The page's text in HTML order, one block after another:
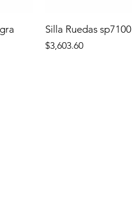
Silla Ruedas sp7100
Precio
$3,603.60